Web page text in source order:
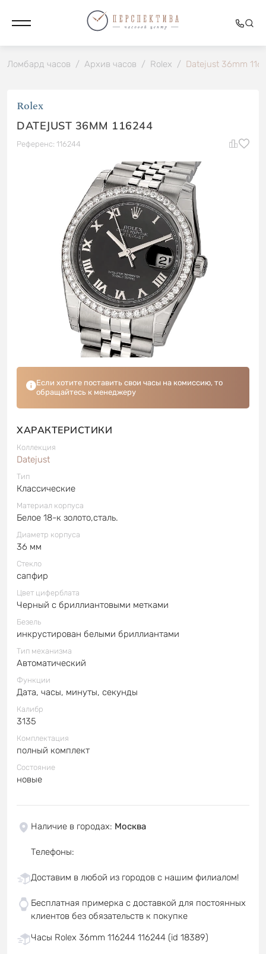
Ломбард часов / Архив часов / Rolex / Datejust 36mm
Rolex
DATEJUST 36MM 116244
Референс: 116244
Если хотите поставить свои часы на комиссию, то
обращайтесь к менеджеру
ХАРАКТЕРИСТИКИ
Коллекция
Datejust
Тип
Классические
Материал корпуса
Белое 18-к золото,сталь.
Диаметр корпуса
36 мм
Стекло
сапфир
Цвет циферблата
Черный с бриллиантовыми метками
Безель
инкрустирован белыми бриллиантами
Тип механизма
Автоматический
Функции
Дата, часы, минуты, секунды
Калибр
3135
Комплектация
полный комплект
Состояние
новые
Наличие в городах: Москва
Телефоны:
Доставим в любой из городов с нашим филиалом!
Бесплатная примерка с доставкой для постоянных
клиентов без обязательств к покупке
Часы Rolex 36mm 116244 116244 (id 18389)